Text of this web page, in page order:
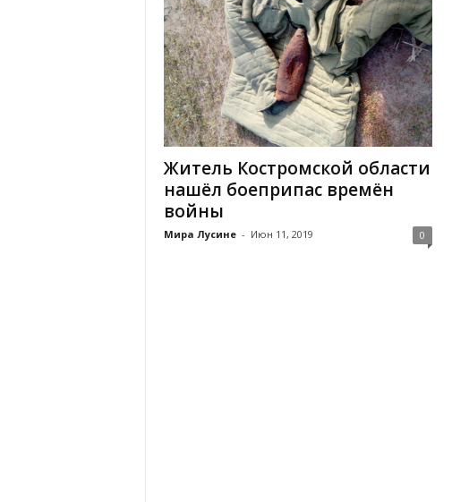
Житель Костромской области
нашёл боеприпас времён
войны
Мира Лусине - Июн 11, 2019 0